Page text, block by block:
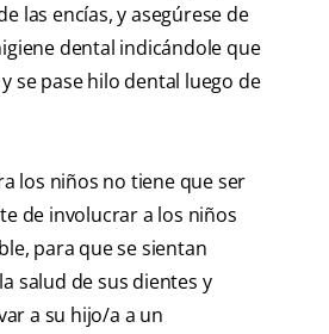
las encías, y asegúrese de
dental indicándole que
se pase hilo dental luego de
los niños no tiene que ser
de involucrar a los niños
para que se sientan
salud de sus dientes y
a su hijo/a a un